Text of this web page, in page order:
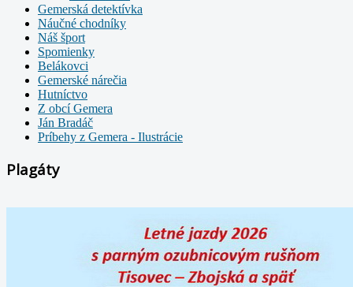
Gemerská detektívka
Náučné chodníky
Náš šport
Spomienky
Belákovci
Gemerské nárečia
Hutníctvo
Z obcí Gemera
Ján Bradáč
Príbehy z Gemera - Ilustrácie
Plagáty